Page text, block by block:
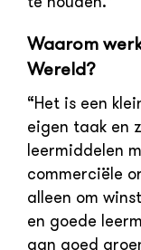
Waarom
Wereld?
“Het is een
eigen taak en
leermiddelen
commerciële
alleen om
en goede
aan goed